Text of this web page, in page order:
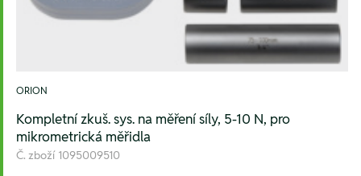
ORION
Kompletní zkuš. sys. na měření síly, 5-10 N, pro
mikrometrická měřidla
Č. zboží 1095009510